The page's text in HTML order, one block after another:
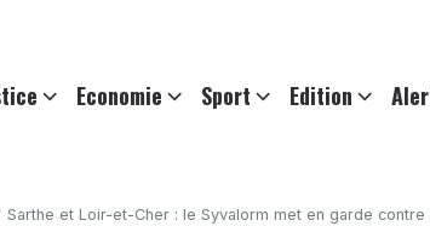
Economie Sport Edition
Sarthe et Loir-et-Cher : le Syvalorm met en garde